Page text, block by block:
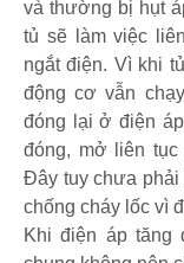
và thường bị hụt
tủ sẽ làm việc
ngắt điện. Vì khi
động cơ vẫn
đóng lại ở điện
đóng, mở liên
Đây tuy chưa phải
chống cháy lốc vì
Khi điện áp tăng